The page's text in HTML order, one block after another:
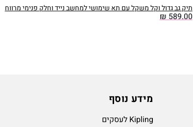
תיק גב גדול וקל משקל עם תא שימושי למחשב נייד וחלק פנימי מרווח
₪589.00
מידע נוסף
Kipling לעסקים